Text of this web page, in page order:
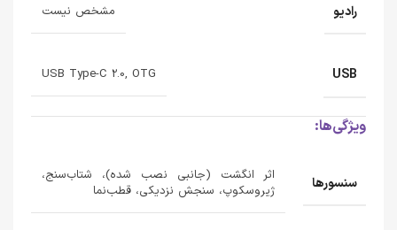
رادیو مشخص نیست
USB
USB Type-C 2.0, OTG
ویژگی‌ها:
سنسورها
اثر انگشت (جانبی نصب شده)، شتاب‌سنج،
ژیروسکوپ، سنجش نزدیکی، قطب‌نما